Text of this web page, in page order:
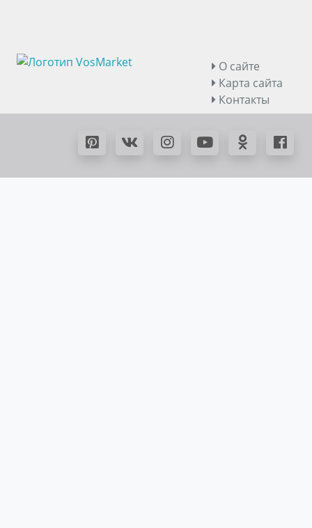
О сайте
Карта сайта
Контакты